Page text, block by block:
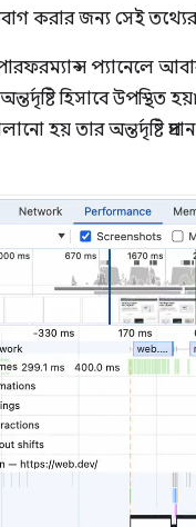
করার জন্য সেই
প্যানেলে
হিসাবে
হয় তার অন্তর্দৃষ্টি